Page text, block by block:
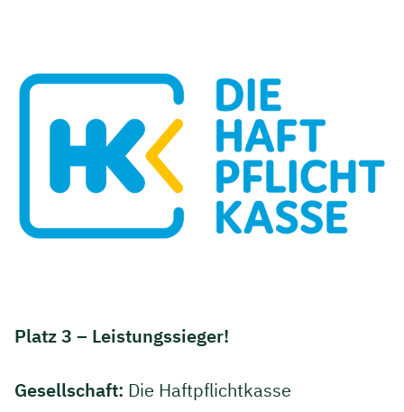
Platz 3 – Leistungssieger!
Gesellschaft: Die Haftpflichtkasse